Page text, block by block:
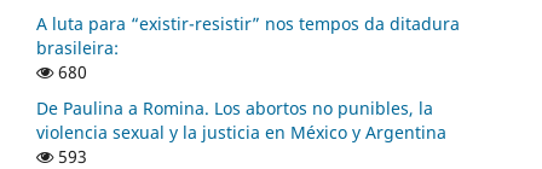
A luta para “existir-resistir” nos tempos da ditadura
brasileira:
680
De Paulina a Romina. Los abortos no punibles, la
violencia sexual y la justicia en México y Argentina
593